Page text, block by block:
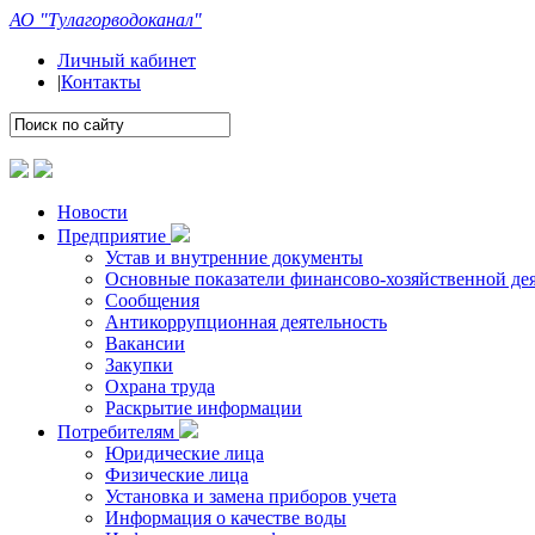
АО "Тулагорводоканал"
Личный кабинет
|Контакты
Новости
Предприятие
Устав и внутренние документы
Основные показатели финансово-хозяйственной
Сообщения
Антикоррупционная деятельность
Вакансии
Закупки
Охрана труда
Раскрытие информации
Потребителям
Юридические лица
Физические лица
Установка и замена приборов учета
Информация о качестве воды